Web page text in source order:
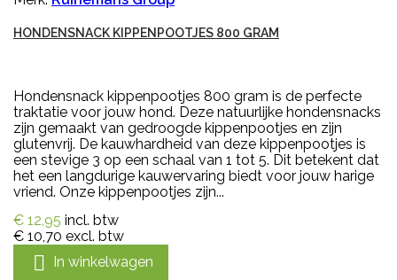
HONDENSNACK KIPPENPOOTJES 800 GRAM
Hondensnack kippenpootjes 800 gram is de perfecte
traktatie voor jouw hond. Deze natuurlijke hondensnacks
zijn gemaakt van gedroogde kippenpootjes en zijn
glutenvrij. De kauwhardheid van deze kippenpootjes is
een stevige 3 op een schaal van 1 tot 5. Dit betekent dat
het een langdurige kauwervaring biedt voor jouw harige
vriend. Onze kippenpootjes zijn...
€ 12,95 incl. btw
€ 10,70 excl. btw
 In winkelwagen